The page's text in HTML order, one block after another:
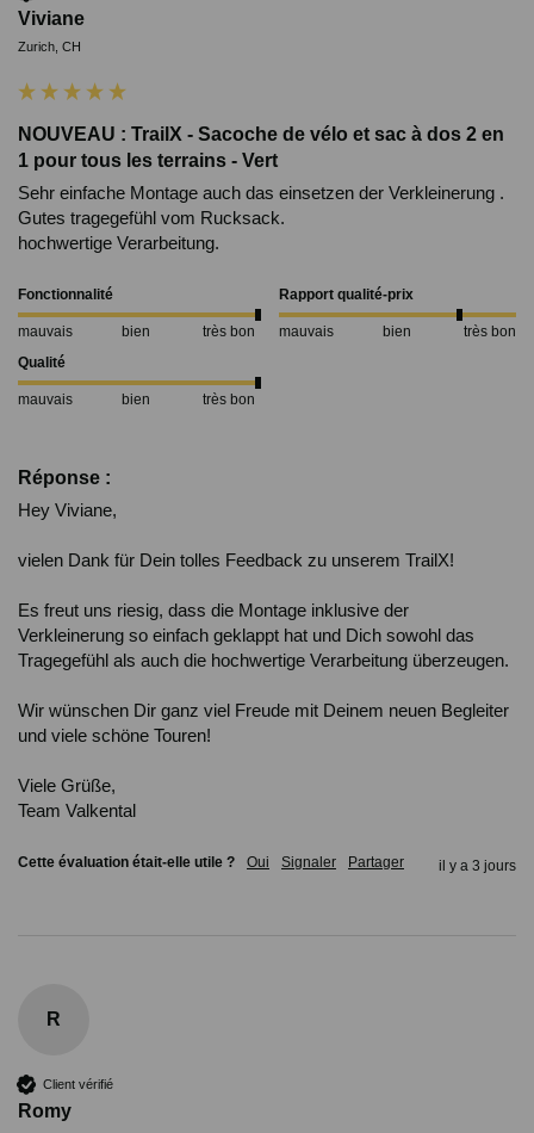
Viviane
Zurich, CH
NOUVEAU : TrailX - Sacoche de vélo et sac à dos 2 en
1 pour tous les terrains - Vert
Sehr einfache Montage auch das einsetzen der Verkleinerung .
Gutes tragegefühl vom Rucksack.
hochwertige Verarbeitung.
Fonctionnalité
mauvais bien très bon
Rapport qualité-prix
mauvais bien
très bon
Qualité
mauvais bien très bon
Réponse :
Hey Viviane,
vielen Dank für Dein tolles Feedback zu unserem TrailX!
Es freut uns riesig, dass die Montage inklusive der
Verkleinerung so einfach geklappt hat und Dich sowohl das
Tragegefühl als auch die hochwertige Verarbeitung überzeugen.
Wir wünschen Dir ganz viel Freude mit Deinem neuen Begleiter
und viele schöne Touren!
Viele Grüße,
Team Valkental
Cette évaluation était-elle utile ? Oui Signaler Partager il y a 3 jours
R
Client vérifié
Romy